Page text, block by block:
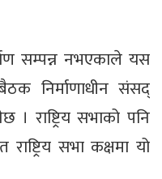
सम्पन्न नभएकाले यस
निर्माणाधीन संसद्
राष्ट्रिय सभाको पनि
सभा कक्षमा यो